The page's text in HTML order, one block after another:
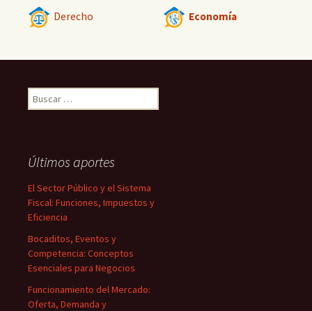
Derecho Economía
Buscar:
Últimos aportes
El Sector Público y el Sistema
Fiscal: Funciones, Impuestos y
Eficiencia
Bocaditos, Eventos y
Competencia: Conceptos
Esenciales para Negocios
Funcionamiento del Mercado:
Oferta, Demanda y